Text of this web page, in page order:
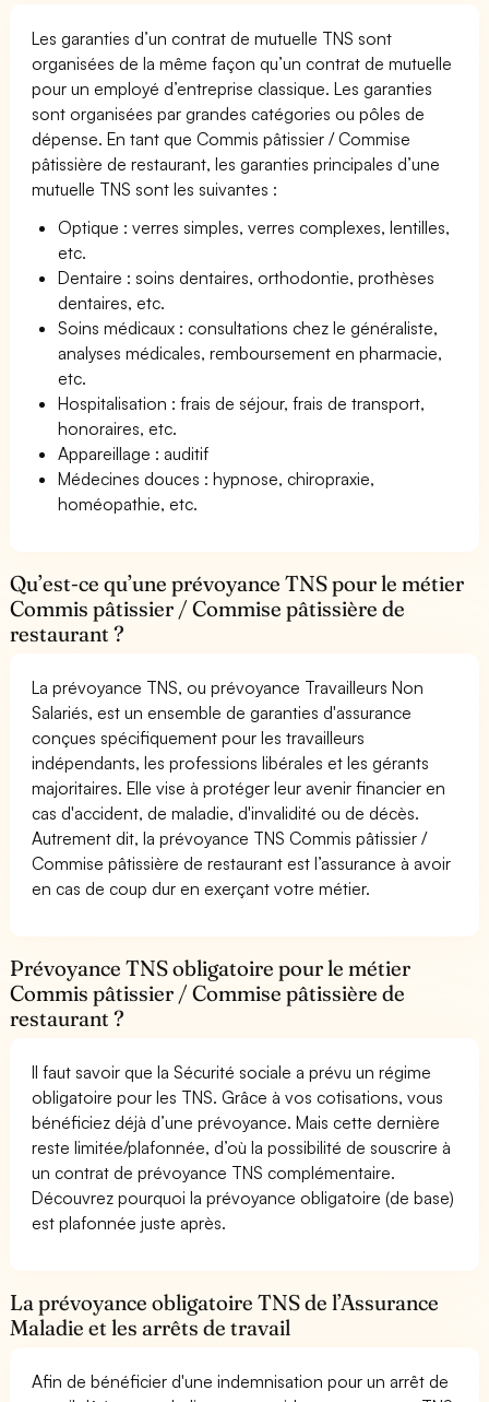
Les garanties d’un contrat de mutuelle TNS sont
organisées de la même façon qu’un contrat de mutuelle
pour un employé d’entreprise classique. Les garanties
sont organisées par grandes catégories ou pôles de
dépense. En tant que Commis pâtissier / Commise
pâtissière de restaurant, les garanties principales d’une
mutuelle TNS sont les suivantes :
Optique : verres simples, verres complexes, lentilles,
etc.
Dentaire : soins dentaires, orthodontie, prothèses
dentaires, etc.
Soins médicaux : consultations chez le généraliste,
analyses médicales, remboursement en pharmacie,
etc.
Hospitalisation : frais de séjour, frais de transport,
honoraires, etc.
Appareillage : auditif
Médecines douces : hypnose, chiropraxie,
homéopathie, etc.
Qu’est-ce qu’une prévoyance TNS pour le métier
Commis pâtissier / Commise pâtissière de
restaurant ?
La prévoyance TNS, ou prévoyance Travailleurs Non
Salariés, est un ensemble de garanties d'assurance
conçues spécifiquement pour les travailleurs
indépendants, les professions libérales et les gérants
majoritaires. Elle vise à protéger leur avenir financier en
cas d'accident, de maladie, d'invalidité ou de décès.
Autrement dit, la prévoyance TNS Commis pâtissier /
Commise pâtissière de restaurant est l’assurance à avoir
en cas de coup dur en exerçant votre métier.
Prévoyance TNS obligatoire pour le métier
Commis pâtissier / Commise pâtissière de
restaurant ?
Il faut savoir que la Sécurité sociale a prévu un régime
obligatoire pour les TNS. Grâce à vos cotisations, vous
bénéficiez déjà d’une prévoyance. Mais cette dernière
reste limitée/plafonnée, d’où la possibilité de souscrire à
un contrat de prévoyance TNS complémentaire.
Découvrez pourquoi la prévoyance obligatoire (de base)
est plafonnée juste après.
La prévoyance obligatoire TNS de l’Assurance
Maladie et les arrêts de travail
Afin de bénéficier d'une indemnisation pour un arrêt de